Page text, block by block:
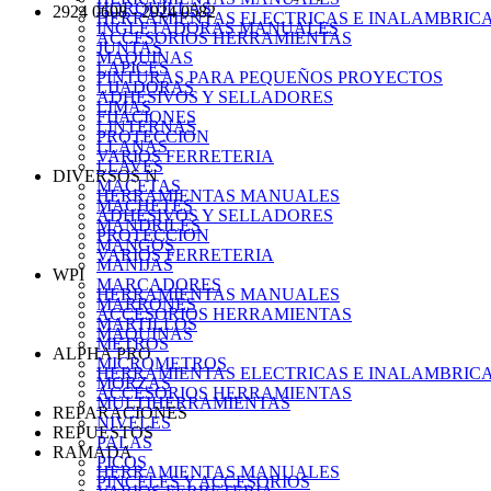
HERRAMIENTAS ELECTRICAS E
ACCESORIOS HERRAMIENTAS
MAQUINAS
PINTURAS PARA PEQUEÑOS PROYECTOS
ADHESIVOS Y SELLADORES
FIJACIONES
PROTECCION
VARIOS FERRETERIA
DIVERSOS N
HERRAMIENTAS MANUALES
ADHESIVOS Y SELLADORES
PROTECCION
VARIOS FERRETERIA
WPI
HERRAMIENTAS MANUALES
ACCESORIOS HERRAMIENTAS
MAQUINAS
ALPHA PRO
HERRAMIENTAS ELECTRICAS E
ACCESORIOS HERRAMIENTAS
REPARACIONES
REPUESTOS
RAMADA
HERRAMIENTAS MANUALES
HORQUILLAS
INGLETADORAS MANUALES
JUNTAS
LAPICES
LIJADORAS
LIMAS
LINTERNAS
LLANAS
LLAVES
MACETAS
MACHETES
MANDRILES
MANGOS
MANIJAS
MARCADORES
MARRONES
MARTILLOS
METROS
MICROMETROS
MORZAS
MULTIHERRAMIENTAS
NIVELES
PALAS
PICOS
PINCELES Y ACCESORIOS
2924 0608 - 2924 0582